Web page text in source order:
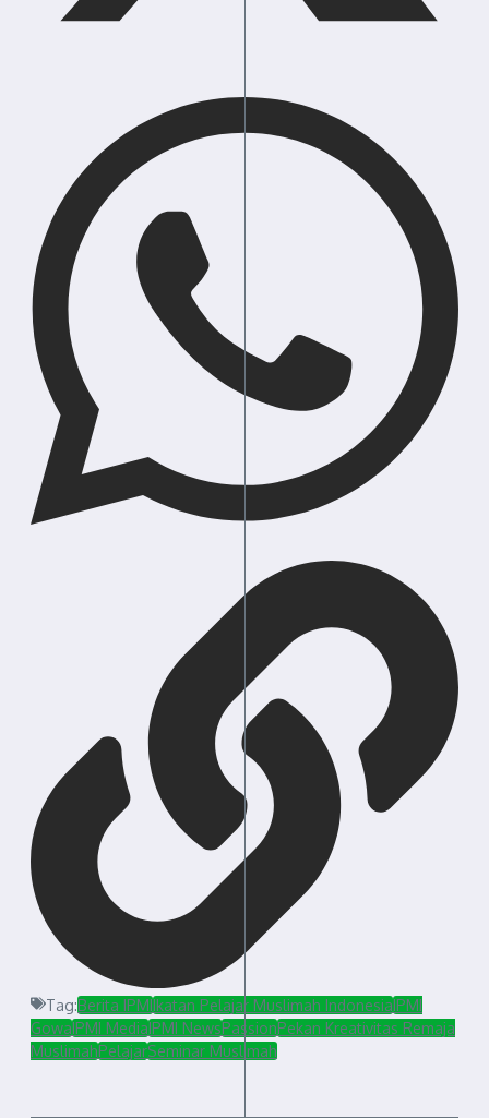
Tag:Berita IPMIIkatan Pelajar Muslimah IndonesiaIPMI
GowaIPMI MediaIPMI NewsPassionPekan Kreativitas Remaja
MuslimahPelajarSeminar Muslimah